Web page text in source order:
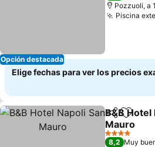
Opción destacada
Pozzuoli, a
Piscina
Elige fechas para ver los precios
Compartir
B&B Hotel
Mauro
Ver precios
4 Estrellas
8,2 Muy